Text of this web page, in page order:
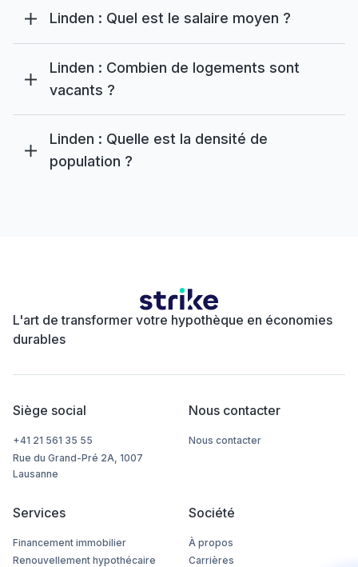
Linden : Quel est le salaire moyen ?
Linden : Combien de logements sont
vacants ?
Linden : Quelle est la densité de
population ?
L'art de transformer votre hypothèque en économies
durables
Siège social
+41 21 561 35 55
Rue du Grand-Pré 2A, 1007
Lausanne
Nous contacter
Nous contacter
Services
Financement immobilier
Renouvellement hypothécaire
Société
À propos
Carrières